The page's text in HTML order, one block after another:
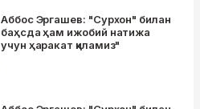
Аббос Эргашев: "Сурхон" билан
баҳсда ҳам ижобий натижа
учун ҳаракат қиламиз"